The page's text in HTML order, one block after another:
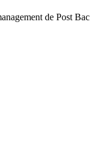
de Post Bac